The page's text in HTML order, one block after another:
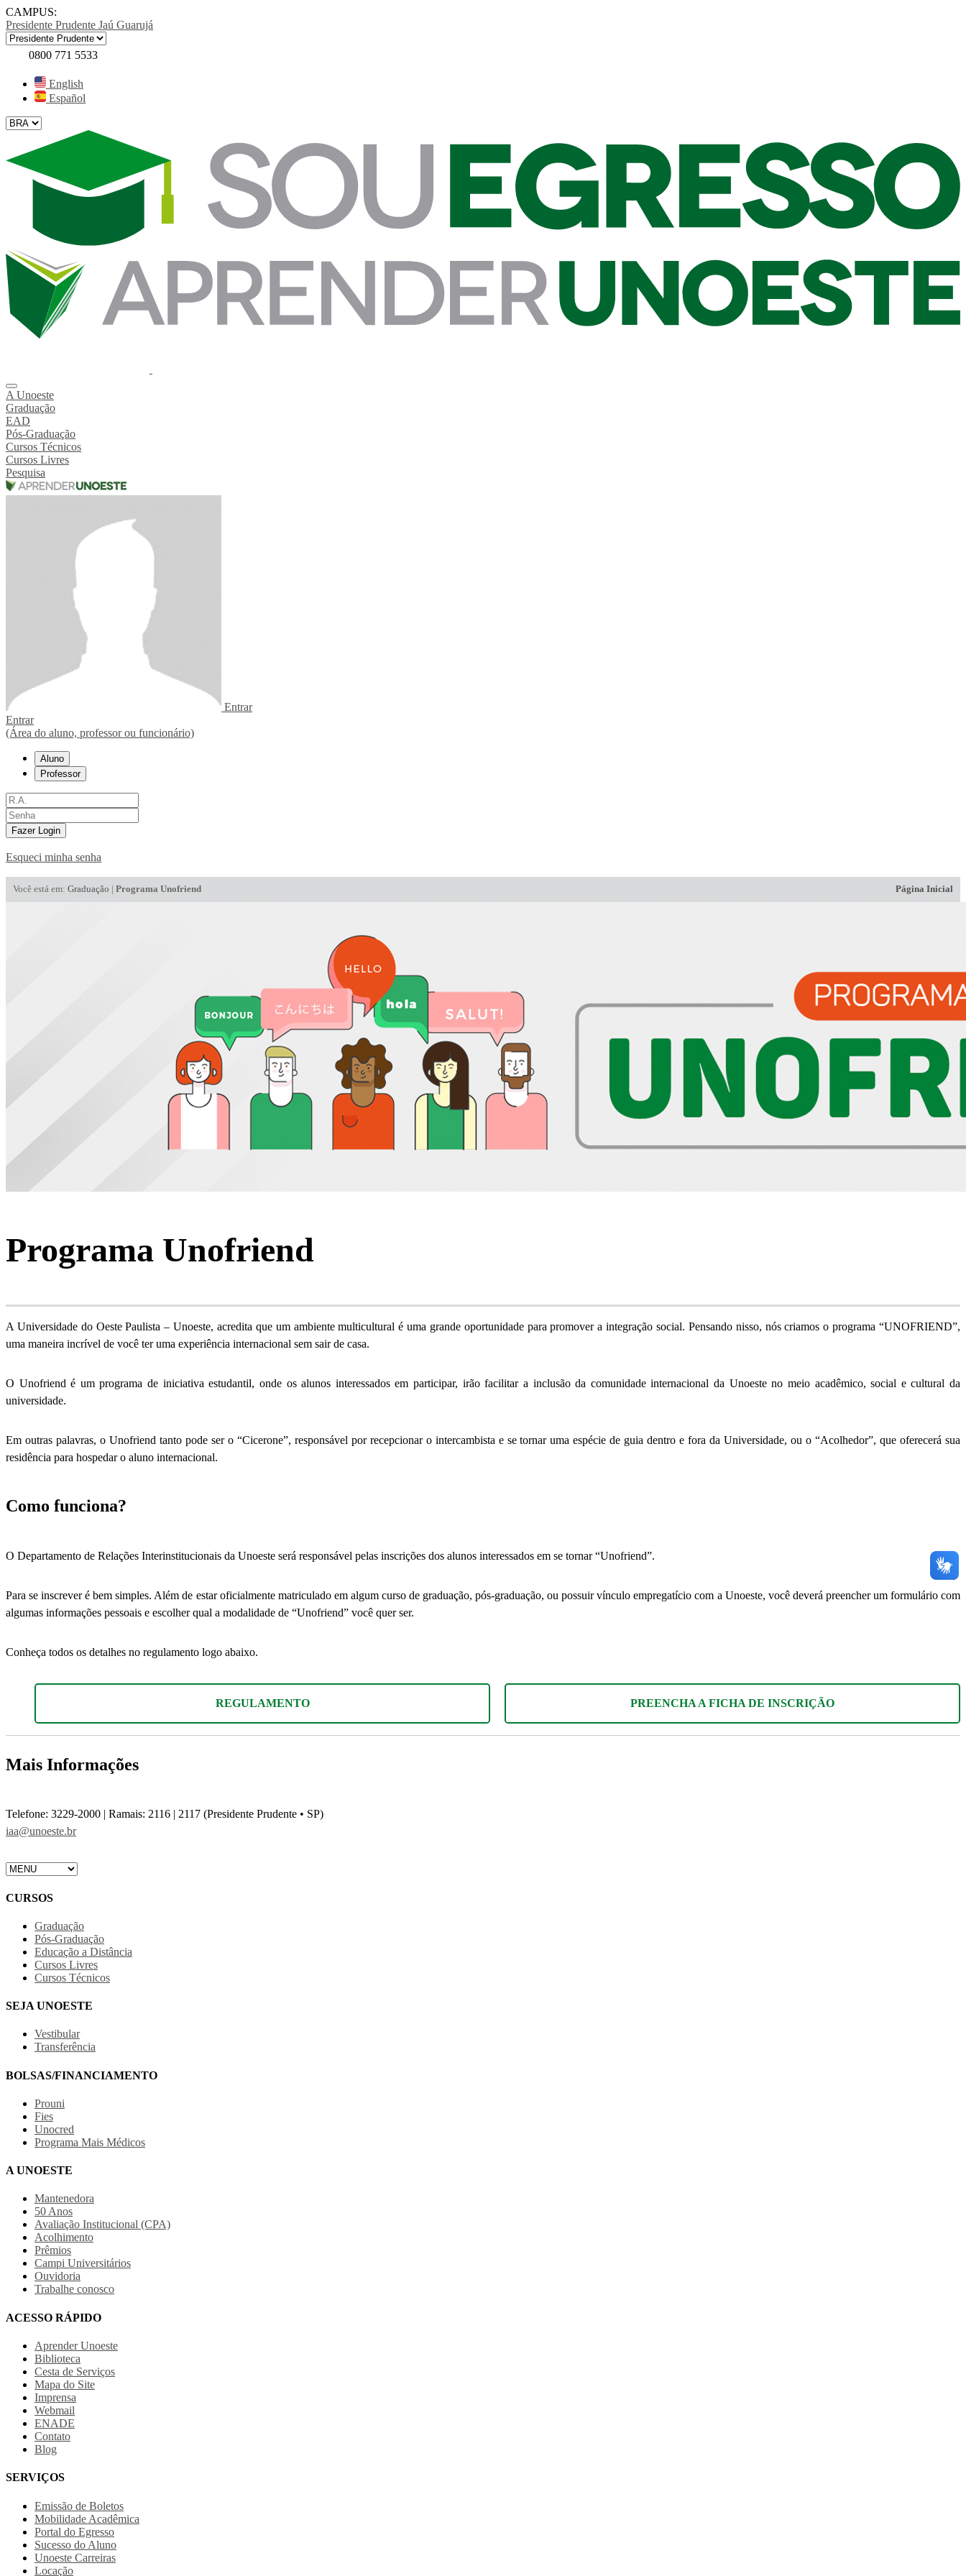
CAMPUS:
Presidente Prudente Jaú Guarujá
0800 771 5533
English
Español
A Unoeste
Graduação
EAD
Pós-Graduação
Cursos Técnicos
Cursos Livres
Pesquisa
Entrar
Entrar
(Área do aluno, professor ou funcionário)
Aluno
Professor
Fazer Login
Esqueci minha senha
Você está em: Graduação | Programa Unofriend Página Inicial
Programa Unofriend
A Universidade do Oeste Paulista – Unoeste, acredita que um ambiente multicultural é uma grande oportunidade para promover a integração social. Pensando nisso, nós criamos o programa “UNOFRIEND”,
uma maneira incrível de você ter uma experiência internacional sem sair de casa.
O Unofriend é um programa de iniciativa estudantil, onde os alunos interessados em participar, irão facilitar a inclusão da comunidade internacional da Unoeste no meio acadêmico, social e cultural da
universidade.
Em outras palavras, o Unofriend tanto pode ser o “Cicerone”, responsável por recepcionar o intercambista e se tornar uma espécie de guia dentro e fora da Universidade, ou o “Acolhedor”, que oferecerá sua
residência para hospedar o aluno internacional.
Como funciona?
O Departamento de Relações Interinstitucionais da Unoeste será responsável pelas inscrições dos alunos interessados em se tornar “Unofriend”.
Para se inscrever é bem simples. Além de estar oficialmente matriculado em algum curso de graduação, pós-graduação, ou possuir vínculo empregatício com a Unoeste, você deverá preencher um formulário com
algumas informações pessoais e escolher qual a modalidade de “Unofriend” você quer ser.
Conheça todos os detalhes no regulamento logo abaixo.
REGULAMENTO PREENCHA A FICHA DE INSCRIÇÃO
Mais Informações
Telefone: 3229-2000 | Ramais: 2116 | 2117 (Presidente Prudente • SP)
iaa@unoeste.br
CURSOS
Graduação
Pós-Graduação
Educação a Distância
Cursos Livres
Cursos Técnicos
SEJA UNOESTE
Vestibular
Transferência
BOLSAS/FINANCIAMENTO
Prouni
Fies
Unocred
Programa Mais Médicos
A UNOESTE
Mantenedora
50 Anos
Avaliação Institucional (CPA)
Acolhimento
Prêmios
Campi Universitários
Ouvidoria
Trabalhe conosco
ACESSO RÁPIDO
Aprender Unoeste
Biblioteca
Cesta de Serviços
Mapa do Site
Imprensa
Webmail
ENADE
Contato
Blog
SERVIÇOS
Emissão de Boletos
Mobilidade Acadêmica
Portal do Egresso
Sucesso do Aluno
Unoeste Carreiras
Locação